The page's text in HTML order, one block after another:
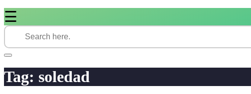
☰
Tag: soledad